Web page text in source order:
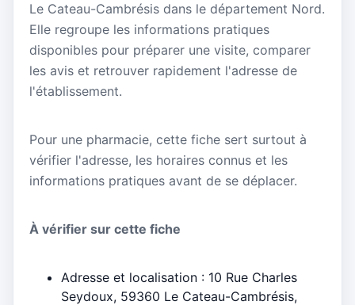
Le Cateau-Cambrésis dans le département Nord.
Elle regroupe les informations pratiques
disponibles pour préparer une visite, comparer
les avis et retrouver rapidement l'adresse de
l'établissement.
Pour une pharmacie, cette fiche sert surtout à
vérifier l'adresse, les horaires connus et les
informations pratiques avant de se déplacer.
À vérifier sur cette fiche
Adresse et localisation : 10 Rue Charles
Seydoux, 59360 Le Cateau-Cambrésis,